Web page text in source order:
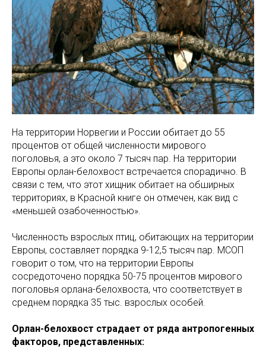
На территории Норвегии и России обитает до 55
процентов от общей численности мирового
поголовья, а это около 7 тысяч пар. На территории
Европы орлан-белохвост встречается спорадично. В
связи с тем, что этот хищник обитает на обширных
территориях, в Красной книге он отмечен, как вид с
«меньшей озабоченностью».
Численность взрослых птиц, обитающих на территории
Европы, составляет порядка 9-12,5 тысяч пар. МСОП
говорит о том, что на территории Европы
сосредоточено порядка 50-75 процентов мирового
поголовья орлана-белохвоста, что соответствует в
среднем порядка 35 тыс. взрослых особей.
Орлан-белохвост страдает от ряда антропогенных
факторов, представленных: